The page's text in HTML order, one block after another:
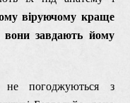
віруючому краще
вони завдають йому
погоджуються з